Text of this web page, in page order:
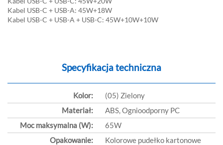
Kabel USB-C + USB-A: 45W+18W
Kabel USB-C + USB-A + USB-C: 45W+10W+10W
Specyfikacja techniczna
Kolor:
(05) Zielony
Materiał:
ABS, Ognioodporny PC
Moc maksymalna (W):
65W
Opakowanie:
Kolorowe pudełko kartonowe